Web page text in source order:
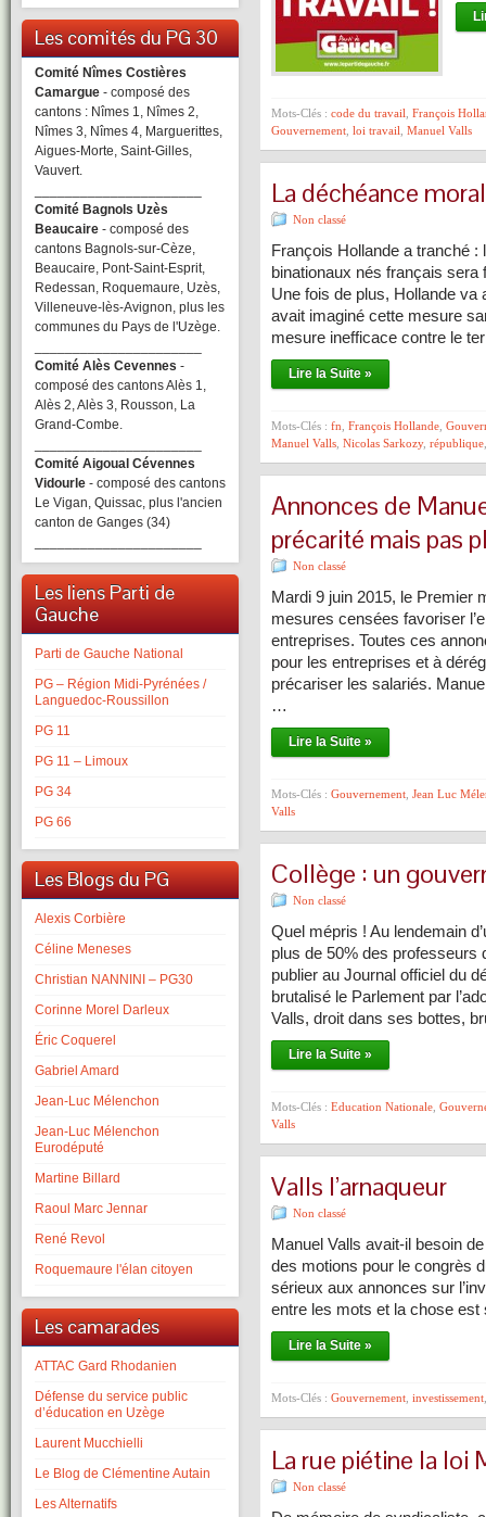
Les comités du PG 30
Comité Nîmes Costières
Camargue - composé des
cantons : Nîmes 1, Nîmes 2,
Nîmes 3, Nîmes 4, Marguerittes,
Aigues-Morte, Saint-Gilles,
Vauvert.
Comité Bagnols Uzès
Beaucaire - composé des
cantons Bagnols-sur-Cèze,
Beaucaire, Pont-Saint-Esprit,
Redessan, Roquemaure, Uzès,
Villeneuve-lès-Avignon, plus les
communes du Pays de l'Uzège.
Comité Alès Cevennes -
composé des cantons Alès 1,
Alès 2, Alès 3, Rousson, La
Grand-Combe.
Comité Aigoual Cévennes
Vidourle - composé des cantons
Le Vigan, Quissac, plus l'ancien
canton de Ganges (34)
Les liens Parti de
Gauche
Parti de Gauche National
PG – Région Midi-Pyrénées /
Languedoc-Roussillon
PG 11
PG 11 – Limoux
PG 34
PG 66
Les Blogs du PG
Alexis Corbière
Céline Meneses
Christian NANNINI – PG30
Corinne Morel Darleux
Éric Coquerel
Gabriel Amard
Jean-Luc Mélenchon
Jean-Luc Mélenchon
Eurodéputé
Martine Billard
Raoul Marc Jennar
René Revol
Roquemaure l'élan citoyen
Les camarades
ATTAC Gard Rhodanien
Défense du service public
d’éducation en Uzège
Laurent Mucchielli
Le Blog de Clémentine Autain
Les Alternatifs
Mots-Clés : code du travail François
Gouvernement loi travail Manuel Valls
La déchéance
Non classé
François Hollande a tranché :
binationaux nés français
Une fois de plus, Hollande
avait imaginé cette mesure
mesure inefficace contre le
Lire la Suite »
Mots-Clés : fn François Hollande
Manuel Valls Nicolas Sarkozy, république
Annonces de
précarité mais pas
Non classé
Mardi 9 juin 2015, le Premier
mesures censées favoriser
entreprises. Toutes ces
pour les entreprises et à
précariser les salariés.
…
Lire la Suite »
Mots-Clés : Gouvernement Jean Luc
Valls
Collège : un
Non classé
Quel mépris ! Au lendemain
plus de 50% des professeurs
publier au Journal officiel du
brutalisé le Parlement par
Valls, droit dans ses bottes,
Lire la Suite »
Mots-Clés : Education Nationale
Valls
Valls l’arnaqueur
Non classé
Manuel Valls avait-il besoin
des motions pour le congrès
sérieux aux annonces sur
entre les mots et la chose est
Lire la Suite »
Mots-Clés : Gouvernement investissement
La rue piétine la loi
Non classé